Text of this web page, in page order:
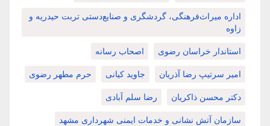
اداره میراث‌فرهنگی، گردشگری و صنایع‌دستی تربت حیدریه و
زاوه
استاندار خراسان رضوی اصحاب رسانه
امیر سرتیپ رضا آذریان جاوید کیانی حرم مطهر رضوی
دکتر محسن ذاکریان رضا سلم آبادی
سازمان آتش نشانی و خدمات ایمنی شهرداری مشهد